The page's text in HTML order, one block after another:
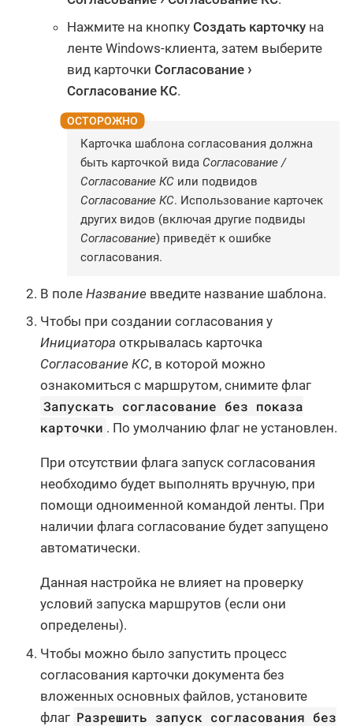
Нажмите на кнопку Создать карточку на
ленте Windows-клиента, затем выберите
вид карточки Согласование
Согласование КС.
Карточка шаблона согласования должна
быть карточкой вида Согласование /
Согласование КС или подвидов
Согласование КС. Использование карточек
других видов (включая другие подвиды
Согласование) приведёт к ошибке
согласования.
В поле Название введите название шаблона.
Чтобы при создании согласования у
Инициатора открывалась карточка
Согласование КС, в которой можно
ознакомиться с маршрутом, снимите флаг
Запускать согласование без показа
карточки . По умолчанию флаг не установлен.
При отсутствии флага запуск согласования
необходимо будет выполнять вручную, при
помощи одноименной командой ленты. При
наличии флага согласование будет запущено
автоматически.
Данная настройка не влияет на проверку
условий запуска маршрутов (если они
определены).
Чтобы можно было запустить процесс
согласования карточки документа без
вложенных основных файлов, установите
флаг Разрешить запуск согласования без